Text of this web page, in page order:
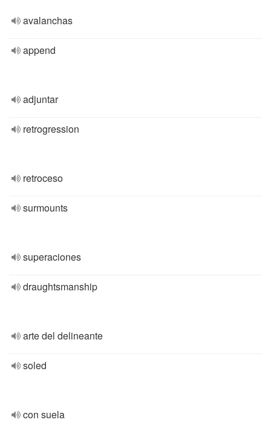
avalanchas
append
adjuntar
retrogression
retroceso
surmounts
superaciones
draughtsmanship
arte del delineante
soled
con suela